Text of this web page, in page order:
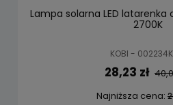
Lampa solarna LED latarenka
2700K
KOBI -
28,23 zł
Najniższa cena: